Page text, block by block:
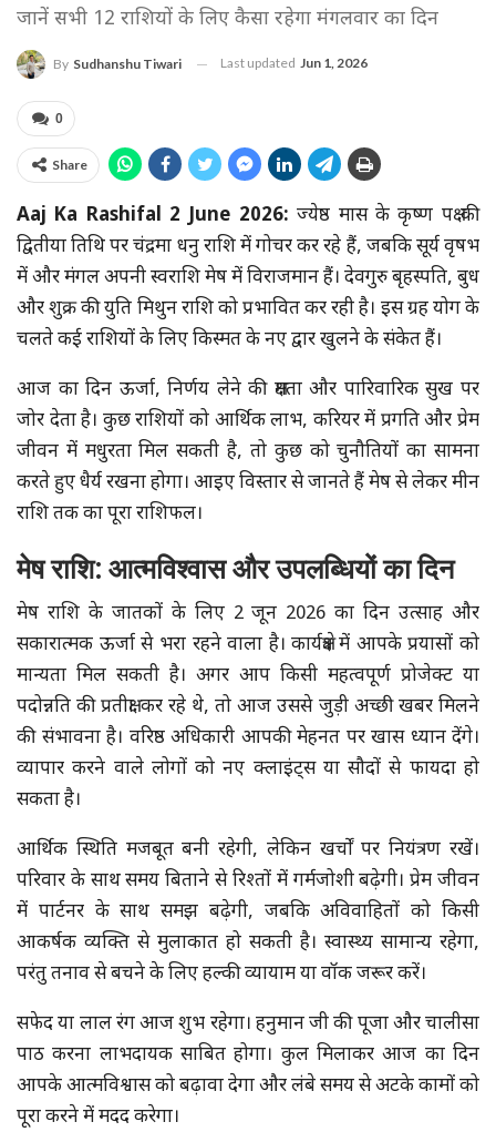
जानें सभी 12 राशियों के लिए कैसा रहेगा मंगलवार का दिन
By Sudhanshu Tiwari Last updated Jun 1, 2026
0
Share
Aaj Ka Rashifal 2 June 2026: ज्येष्ठ मास के कृष्ण पक्ष की
द्वितीया तिथि पर चंद्रमा धनु राशि में गोचर कर रहे हैं, जबकि सूर्य वृषभ
में और मंगल अपनी स्वराशि मेष में विराजमान हैं। देवगुरु बृहस्पति, बुध
और शुक्र की युति मिथुन राशि को प्रभावित कर रही है। इस ग्रह योग के
चलते कई राशियों के लिए किस्मत के नए द्वार खुलने के संकेत हैं।
आज का दिन ऊर्जा, निर्णय लेने की क्षमता और पारिवारिक सुख पर
जोर देता है। कुछ राशियों को आर्थिक लाभ, करियर में प्रगति और प्रेम
जीवन में मधुरता मिल सकती है, तो कुछ को चुनौतियों का सामना
करते हुए धैर्य रखना होगा। आइए विस्तार से जानते हैं मेष से लेकर मीन
राशि तक का पूरा राशिफल।
मेष राशि: आत्मविश्वास और उपलब्धियों का दिन
मेष राशि के जातकों के लिए 2 जून 2026 का दिन उत्साह और
सकारात्मक ऊर्जा से भरा रहने वाला है। कार्यक्षेत्र में आपके प्रयासों को
मान्यता मिल सकती है। अगर आप किसी महत्वपूर्ण प्रोजेक्ट या
पदोन्नति की प्रतीक्षा कर रहे थे, तो आज उससे जुड़ी अच्छी खबर मिलने
की संभावना है। वरिष्ठ अधिकारी आपकी मेहनत पर खास ध्यान देंगे।
व्यापार करने वाले लोगों को नए क्लाइंट्स या सौदों से फायदा हो
सकता है।
आर्थिक स्थिति मजबूत बनी रहेगी, लेकिन खर्चों पर नियंत्रण रखें।
परिवार के साथ समय बिताने से रिश्तों में गर्मजोशी बढ़ेगी। प्रेम जीवन
में पार्टनर के साथ समझ बढ़ेगी, जबकि अविवाहितों को किसी
आकर्षक व्यक्ति से मुलाकात हो सकती है। स्वास्थ्य सामान्य रहेगा,
परंतु तनाव से बचने के लिए हल्की व्यायाम या वॉक जरूर करें।
सफेद या लाल रंग आज शुभ रहेगा। हनुमान जी की पूजा और चालीसा
पाठ करना लाभदायक साबित होगा। कुल मिलाकर आज का दिन
आपके आत्मविश्वास को बढ़ावा देगा और लंबे समय से अटके कामों को
पूरा करने में मदद करेगा।